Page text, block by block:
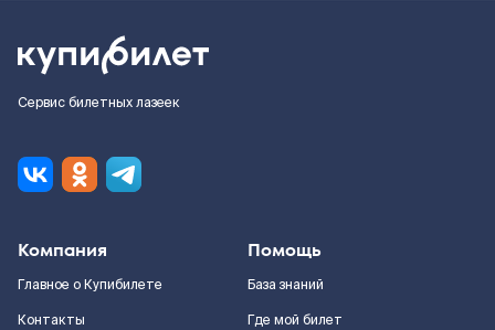
Сервис билетных лазеек
Компания
Главное о Купибилете
Контакты
Помощь
База знаний
Где мой билет